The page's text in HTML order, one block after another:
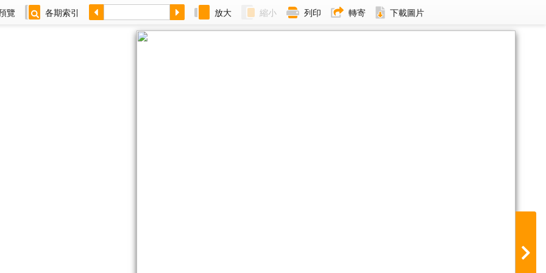
覽 各期索引 放大 縮小 列印 轉寄 下載圖片